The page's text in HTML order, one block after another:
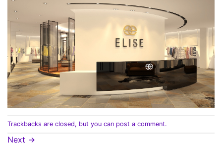
Trackbacks are closed, but you can post a comment.
Next →